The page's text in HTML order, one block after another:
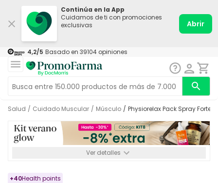
Continúa en la App
Cuidamos de ti con promociones
exclusivas
Abrir
4,2/5 Basado en 39104 opiniones
Salud / Cuidado Muscular / Músculo / Physiorelax Pack Spray Forte
Ver detalles
+40Health points